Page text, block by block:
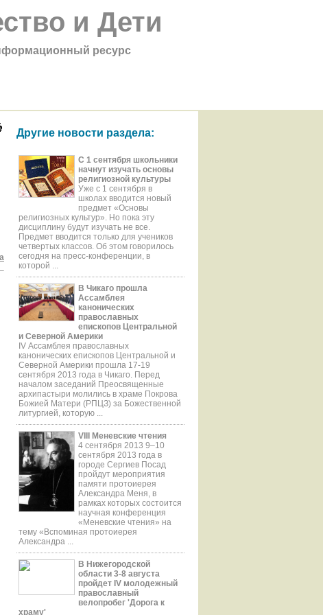
и Дети
ресурс
Другие новости раздела:
С 1 сентября школьники
начнут изучать основы
религиозной культуры
Уже с 1 сентября в
школах вводится новый
предмет «Основы
религиозных культур». Но пока эту
дисциплину будут изучать не все.
Предмет вводится только для учеников
четвертых классов. Об этом говорилось
сегодня на пресс-конференции, в
которой ...
В Чикаго прошла
Ассамблея
канонических
православных
епископов Центральной
и Северной Америки
IV Ассамблея православных
канонических епископов Центральной и
Северной Америки прошла 17-19
сентября 2013 года в Чикаго. Перед
началом заседаний Преосвященные
aрхипастыри молились в храме Покрова
Божией Матери (РПЦЗ) за Божественной
литургией, которую ...
VIII Меневские чтения
4 сентября 2013 9–10
сентября 2013 года в
городе Сергиев Посад
пройдут мероприятия
памяти протоиерея
Александра Меня, в
рамках которых состоится
научная конференция
«Меневские чтения» на
тему «Вспоминая протоиерея
Александра ...
В Нижегородской
области 3-8 августа
пройдет IV молодежный
православный
велопробег 'Дорога к
храму'